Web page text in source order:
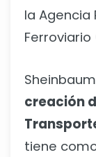
la Agencia
Ferroviario
creación
tiene